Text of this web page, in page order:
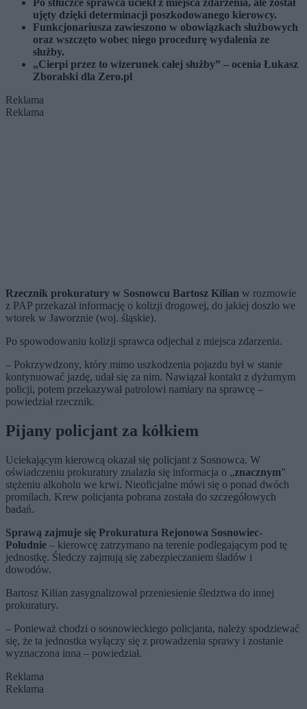
Po stłuczce sprawca uciekł z miejsca zdarzenia, ale został
ujęty dzięki determinacji poszkodowanego kierowcy.
Funkcjonariusza zawieszono w obowiązkach służbowych
oraz wszczęto wobec niego procedurę wydalenia ze
służby.
„Cierpi przez to wizerunek całej służby” – ocenia Łukasz
Zboralski dla Zero.pl
Reklama
Reklama
Rzecznik prokuratury w Sosnowcu Bartosz Kilian w rozmowie
z PAP przekazał informację o kolizji drogowej, do jakiej doszło we
wtorek w Jaworznie (woj. śląskie).
Po spowodowaniu kolizji sprawca odjechał z miejsca zdarzenia.
– Pokrzywdzony, który mimo uszkodzenia pojazdu był w stanie
kontynuować jazdę, udał się za nim. Nawiązał kontakt z dyżurnym
policji, potem przekazywał patrolowi namiary na sprawcę –
powiedział rzecznik.
Pijany policjant za kółkiem
Uciekającym kierowcą okazał się policjant z Sosnowca. W
oświadczeniu prokuratury znalazła się informacja o „znacznym”
stężeniu alkoholu we krwi. Nieoficjalne mówi się o ponad dwóch
promilach. Krew policjanta pobrana została do szczegółowych
badań.
Sprawą zajmuje się Prokuratura Rejonowa Sosnowiec-
Południe – kierowcę zatrzymano na terenie podlegającym pod tę
jednostkę. Śledczy zajmują się zabezpieczaniem śladów i
dowodów.
Bartosz Kilian zasygnalizował przeniesienie śledztwa do innej
prokuratury.
– Ponieważ chodzi o sosnowieckiego policjanta, należy spodziewać
się, że ta jednostka wyłączy się z prowadzenia sprawy i zostanie
wyznaczona inna – powiedział.
Reklama
Reklama